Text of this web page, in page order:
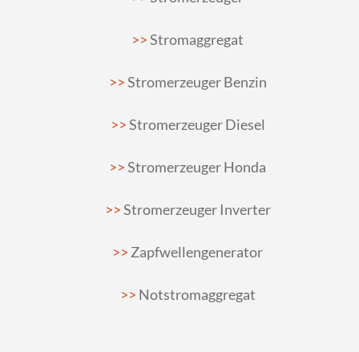
Stromaggregat
Stromerzeuger Benzin
Stromerzeuger Diesel
Stromerzeuger Honda
Stromerzeuger Inverter
Zapfwellengenerator
Notstromaggregat